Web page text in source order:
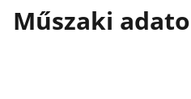
Műszaki